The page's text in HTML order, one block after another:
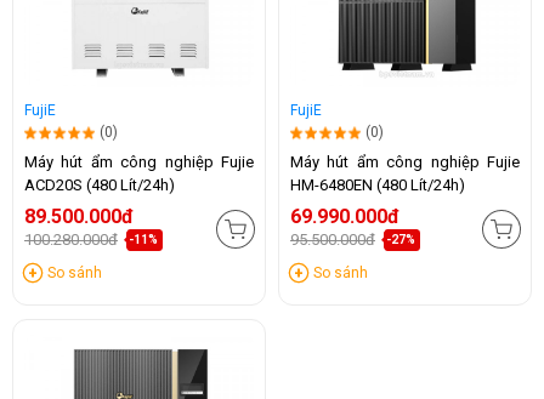
FujiE
(0)
Máy hút ẩm công nghiệp Fujie
ACD20S (480 Lít/24h)
89.500.000đ
100.280.000đ -11%
So sánh
FujiE
(0)
Máy hút ẩm công nghiệp Fujie
HM-6480EN (480 Lít/24h)
69.990.000đ
95.500.000đ -27%
So sánh